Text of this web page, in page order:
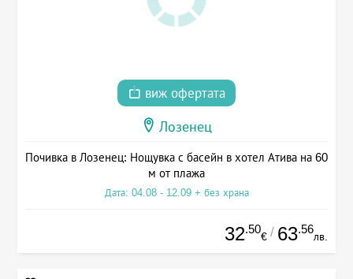
виж офертата
Лозенец
Почивка в Лозенец: Нощувка с басейн в хотел Атива на 60
м от плажа
Дата: 04.08 - 12.09 + без храна
32.50
€ / 63.56
лв.